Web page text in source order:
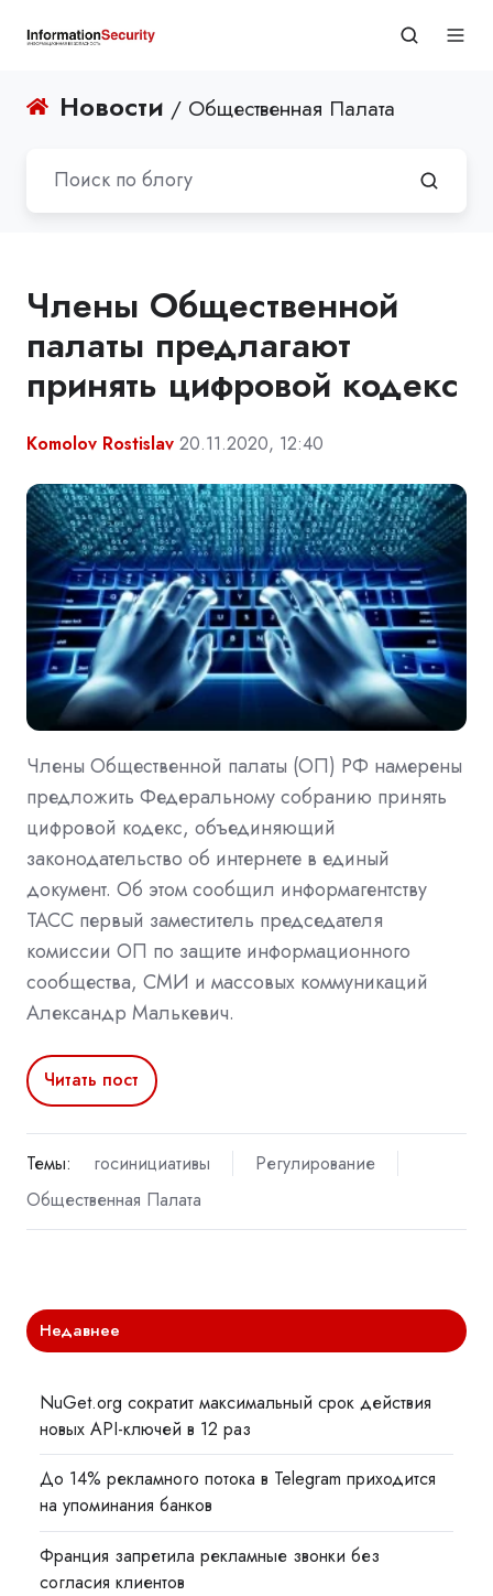
Новости / Общественная Палата
Члены Общественной
палаты предлагают
принять цифровой кодекс
Komolov Rostislav 20.11.2020, 12:40
Члены Общественной палаты (ОП) РФ намерены
предложить Федеральному собранию принять
цифровой кодекс, объединяющий
законодательство об интернете в единый
документ. Об этом сообщил информагентству
ТАСС первый заместитель председателя
комиссии ОП по защите информационного
сообщества, СМИ и массовых коммуникаций
Александр Малькевич.
Читать пост
Темы: госинициативы
Регулирование
Общественная Палата
Недавнее
NuGet.org сократит максимальный срок действия
новых API-ключей в 12 раз
До 14% рекламного потока в Telegram приходится
на упоминания банков
Франция запретила рекламные звонки без
согласия клиентов